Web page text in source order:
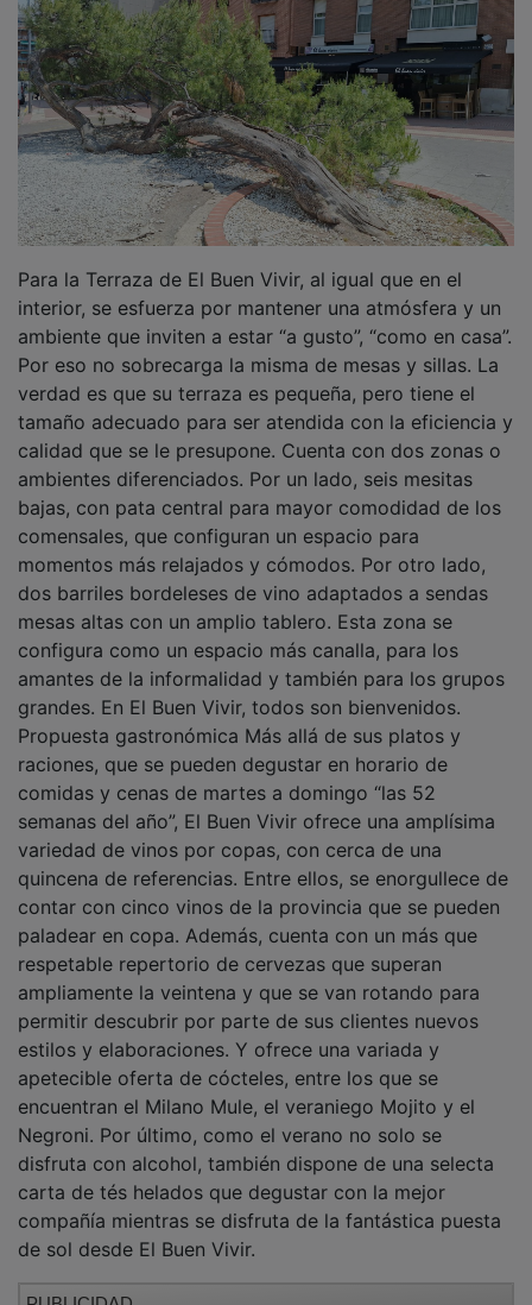
interior, se esfuerza por mantener una atmósfera y un
ambiente que inviten a estar “a gusto”, “como en casa”.
Por eso no sobrecarga la misma de mesas y sillas. La
verdad es que su terraza es pequeña, pero tiene el
tamaño adecuado para ser atendida con la eficiencia y
calidad que se le presupone. Cuenta con dos zonas o
ambientes diferenciados. Por un lado, seis mesitas
bajas, con pata central para mayor comodidad de los
comensales, que configuran un espacio para
momentos más relajados y cómodos. Por otro lado,
dos barriles bordeleses de vino adaptados a sendas
mesas altas con un amplio tablero. Esta zona se
configura como un espacio más canalla, para los
amantes de la informalidad y también para los grupos
grandes. En El Buen Vivir, todos son bienvenidos.
Propuesta gastronómica Más allá de sus platos y
raciones, que se pueden degustar en horario de
comidas y cenas de martes a domingo “las 52
semanas del año”, El Buen Vivir ofrece una amplísima
variedad de vinos por copas, con cerca de una
quincena de referencias. Entre ellos, se enorgullece de
contar con cinco vinos de la provincia que se pueden
paladear en copa. Además, cuenta con un más que
respetable repertorio de cervezas que superan
ampliamente la veintena y que se van rotando para
permitir descubrir por parte de sus clientes nuevos
estilos y elaboraciones. Y ofrece una variada y
apetecible oferta de cócteles, entre los que se
encuentran el Milano Mule, el veraniego Mojito y el
Negroni. Por último, como el verano no solo se
disfruta con alcohol, también dispone de una selecta
carta de tés helados que degustar con la mejor
compañía mientras se disfruta de la fantástica puesta
de sol desde El Buen Vivir.